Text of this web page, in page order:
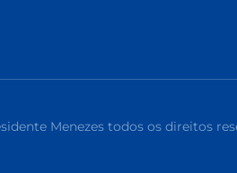
Menezes todos os direitos